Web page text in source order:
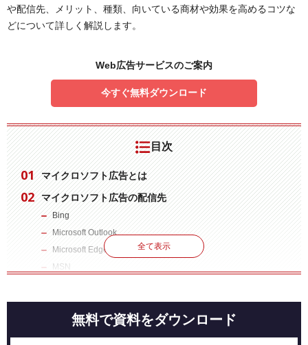
や配信先、メリット、種類、向いている商材や効果を高めるコツな
どについて詳しく解説します。
Web広告サービスのご案内
今すぐ無料ダウンロード
目次
マイクロソフト広告とは
マイクロソフト広告の配信先
Bing
Microsoft Outlook
Microsoft Edge
MSN
マイクロソフト広告を利用するメリット
Google広告・Facebook広告との併用が簡単
ビジネスパーソンに効果的にアプローチできる
全て表示
無料で資料をダウンロード